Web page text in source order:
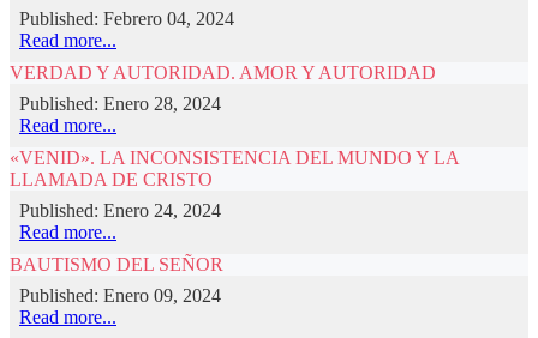
Published: Febrero 04, 2024
Read more...
VERDAD Y AUTORIDAD. AMOR Y AUTORIDAD
Published: Enero 28, 2024
Read more...
«VENID». LA INCONSISTENCIA DEL MUNDO Y LA
LLAMADA DE CRISTO
Published: Enero 24, 2024
Read more...
BAUTISMO DEL SEÑOR
Published: Enero 09, 2024
Read more...